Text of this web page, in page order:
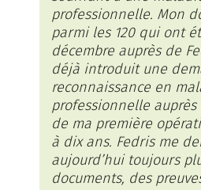
professionnelle. Mon
parmi les 120 qui ont
décembre auprès de
déjà introduit une
reconnaissance en
professionnelle
de ma première
à dix ans. Fedris me
aujourd’hui toujours
documents, des